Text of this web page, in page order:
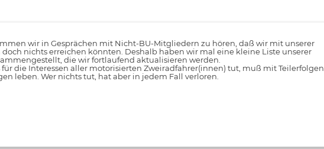
wir in Gesprächen mit Nicht-BU-Mitgliedern zu hören, daß wir mit unserer
nichts erreichen könnten. Deshalb haben wir mal eine kleine Liste unserer
die wir fortlaufend aktualisieren werden.
für die Interessen aller motorisierten Zweiradfahrer(innen) tut, muß mit Teilerfolgen
leben. Wer nichts tut, hat aber in jedem Fall verloren.